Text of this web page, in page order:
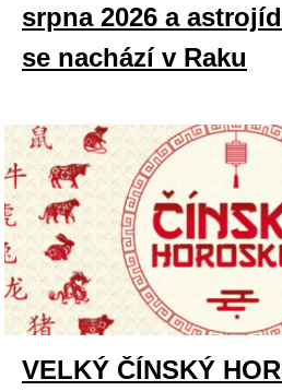
srpna 2026 a
se nachází v Raku
VELKÝ ČÍNSKÝ